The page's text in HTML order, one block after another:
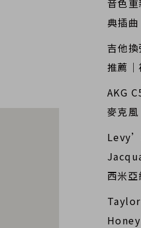
音色
典插曲
吉他
推薦
AKG
麥克
西米